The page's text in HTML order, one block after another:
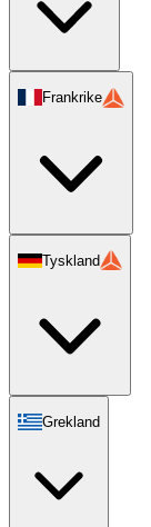
Frankrike
Tyskland
Grekland